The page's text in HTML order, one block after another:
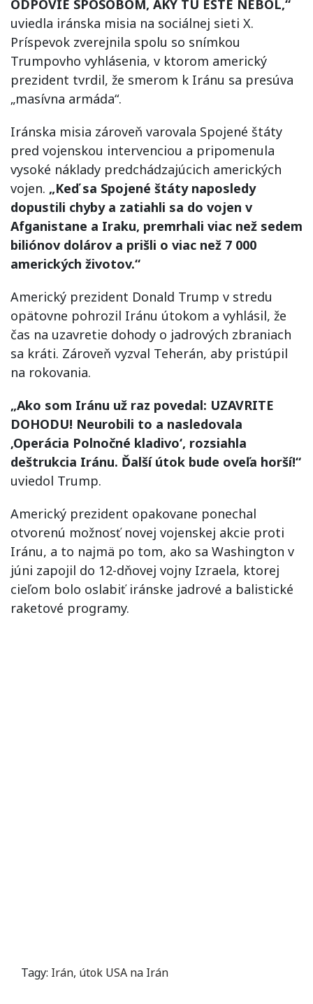
ODPOVIE SPÔSOBOM, AKÝ TU EŠTE NEBOL,“
uviedla iránska misia na sociálnej sieti X.
Príspevok zverejnila spolu so snímkou
Trumpovho vyhlásenia, v ktorom americký
prezident tvrdil, že smerom k Iránu sa presúva
„masívna armáda“.
Iránska misia zároveň varovala Spojené štáty
pred vojenskou intervenciou a pripomenula
vysoké náklady predchádzajúcich amerických
vojen. „Keď sa Spojené štáty naposledy
dopustili chyby a zatiahli sa do vojen v
Afganistane a Iraku, premrhali viac než sedem
biliónov dolárov a prišli o viac než 7 000
amerických životov.“
Americký prezident Donald Trump v stredu
opätovne pohrozil Iránu útokom a vyhlásil, že
čas na uzavretie dohody o jadrových zbraniach
sa kráti. Zároveň vyzval Teherán, aby pristúpil
na rokovania.
„Ako som Iránu už raz povedal: UZAVRITE
DOHODU! Neurobili to a nasledovala
‚Operácia Polnočné kladivo‘, rozsiahla
deštrukcia Iránu. Ďalší útok bude oveľa horší!“
uviedol Trump.
Americký prezident opakovane ponechal
otvorenú možnosť novej vojenskej akcie proti
Iránu, a to najmä po tom, ako sa Washington v
júni zapojil do 12-dňovej vojny Izraela, ktorej
cieľom bolo oslabiť iránske jadrové a balistické
raketové programy.
Tagy: Irán, útok USA na Irán